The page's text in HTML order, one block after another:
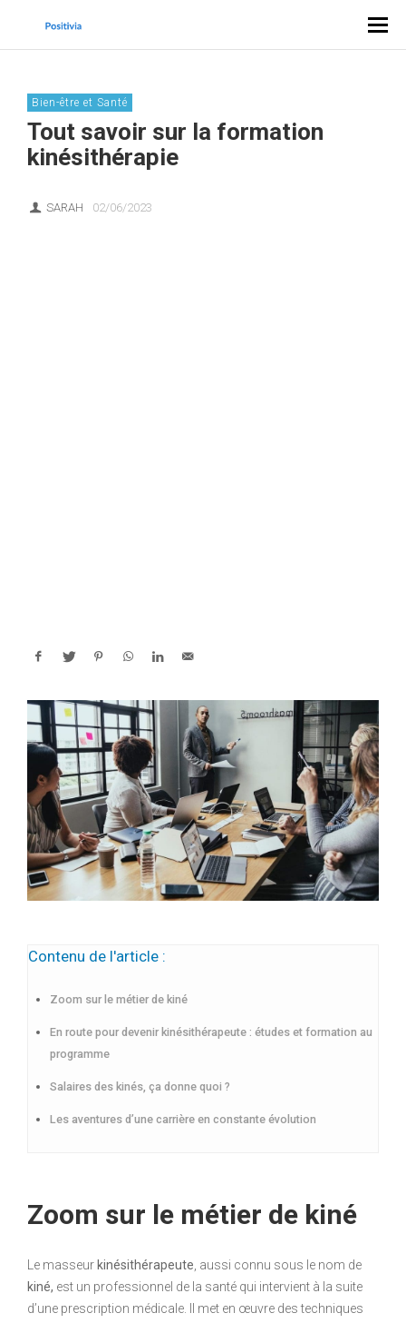
Bien-être et Santé
Tout savoir sur la formation
kinésithérapie
SARAH 02/06/2023
Contenu de l'article :
Zoom sur le métier de kiné
En route pour devenir kinésithérapeute : études et formation au
programme
Salaires des kinés, ça donne quoi ?
Les aventures d’une carrière en constante évolution
Zoom sur le métier de kiné
Le masseurkinésithérapeute , aussi connu sous le nom de
kiné, est un professionnel de la santé qui intervient à la suite
d’une prescription médicale. Il met en œuvre des techniques